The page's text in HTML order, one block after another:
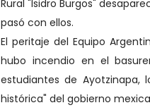
Rural "Isidro Burgos"
pasó con ellos.
El peritaje del Equipo
hubo incendio en el
estudiantes de
histórica" del gobierno